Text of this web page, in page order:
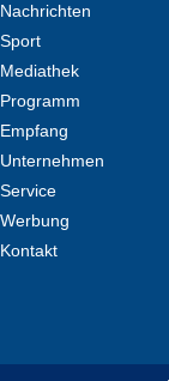
Nachrichten
Sport
Mediathek
Programm
Empfang
Unternehmen
Service
Werbung
Kontakt